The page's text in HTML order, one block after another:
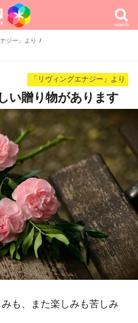
search
ジー」より
「リヴィングエナジー」より
い贈り物があります
も、また楽しみも苦しみ